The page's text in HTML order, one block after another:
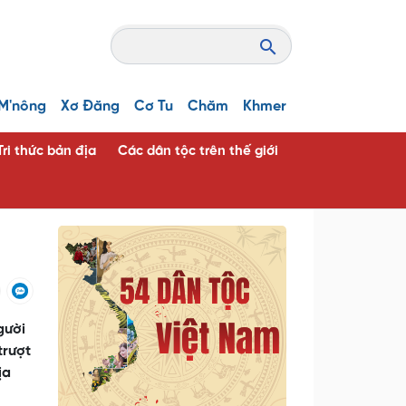
M'nông Xơ Đăng Cơ Tu Chăm Khmer
thức bản địa Các dân tộc trên thế giới